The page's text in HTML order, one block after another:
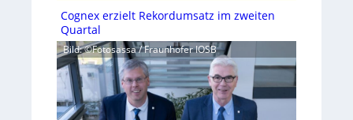
Cognex erzielt Rekordumsatz im zweiten
Quartal
Bild: ©Fotosassa / Fraunhofer IOSB